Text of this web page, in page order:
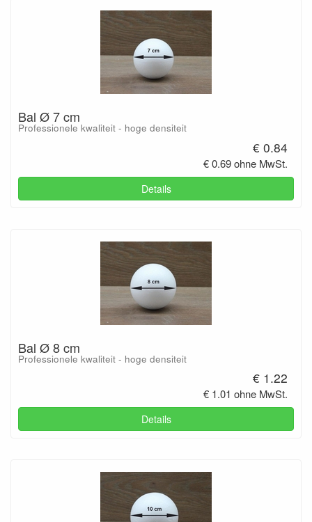
Bal Ø 7 cm
Professionele kwaliteit - hoge densiteit
€ 0.84
€ 0.69 ohne MwSt.
Details
Bal Ø 8 cm
Professionele kwaliteit - hoge densiteit
€ 1.22
€ 1.01 ohne MwSt.
Details